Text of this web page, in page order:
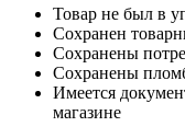
Товар не был в
Сохранен
Сохранены
Сохранены
Имеется
магазине